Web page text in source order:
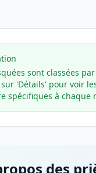
sont classées
'Détails' pour voir
spécifiques à chaque
des